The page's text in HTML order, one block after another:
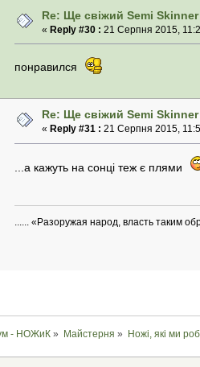
Re: Ще свіжий Semi Skinner
« Reply #30 : 21 Серпня 2015,
понравился
Re: Ще свіжий Semi Skinner
« Reply #31 : 21 Серпня 2015,
...а кажуть на сонці теж є плями
...... «Разоружая народ, власть таким
- НОЖиК » Майстерня » Ножі, які ми